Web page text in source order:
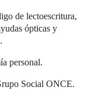
de lectoescritura,
ópticas y
personal.
Social ONCE.